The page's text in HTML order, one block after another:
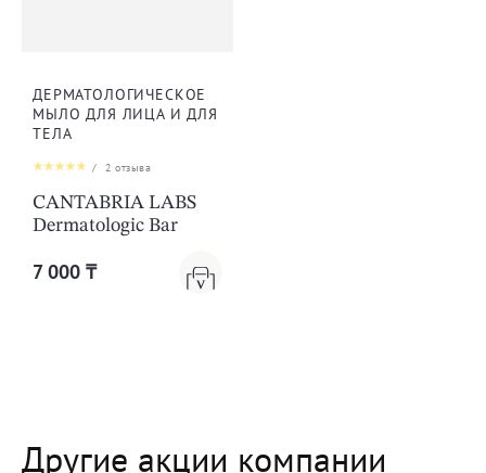
ДЕРМАТОЛОГИЧЕСКОЕ
МЫЛО ДЛЯ ЛИЦА И ДЛЯ
ТЕЛА
/ 2 отзыва
CANTABRIA LABS
Dermatologic Bar
7 000 ₸
Другие акции компании